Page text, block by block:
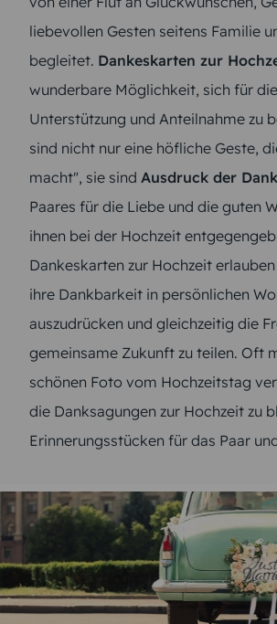
liebevollen Gesten seitens Familie
begleitet. Dankeskarten zur
wunderbare Möglichkeit, sich für
Unterstützung und Anteilnahme zu
sind nicht nur eine höfliche Geste,
macht", sie sind Ausdruck der
Paares für die Liebe und die guten
ihnen bei der Hochzeit
Dankeskarten zur Hochzeit
ihre Dankbarkeit in persönlichen
auszudrücken und gleichzeitig die
gemeinsame Zukunft zu teilen. Oft
schönen Foto vom Hochzeitstag
die Danksagungen zur Hochzeit zu
Erinnerungsstücken für das Paar